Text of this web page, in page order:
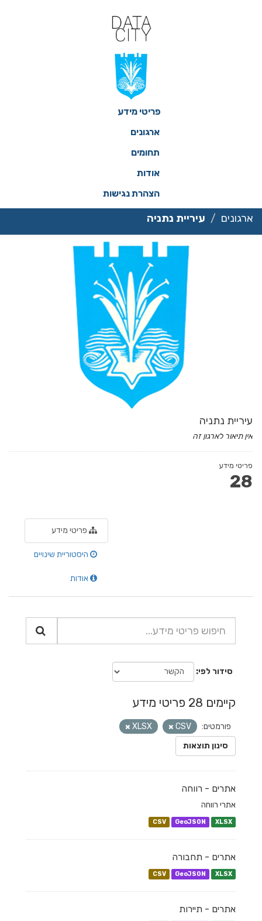
פריטי מידע
ארגונים
תחומים
אודות
הצהרת נגישות
ארגונים עיריית נתניה
עיריית נתניה
אין תיאור לארגון זה
פריטי מידע
28
פריטי מידע
היסטוריית שינויים
אודות
סידור לפי
קיימים 28 פריטי מידע
פורמטים: CSV
XLSX
סינון תוצאות
אתרים - רווחה
אתרי רווחה
CSV GeoJSON XLSX
אתרים - תחבורה
CSV GeoJSON XLSX
אתרים - תיירות